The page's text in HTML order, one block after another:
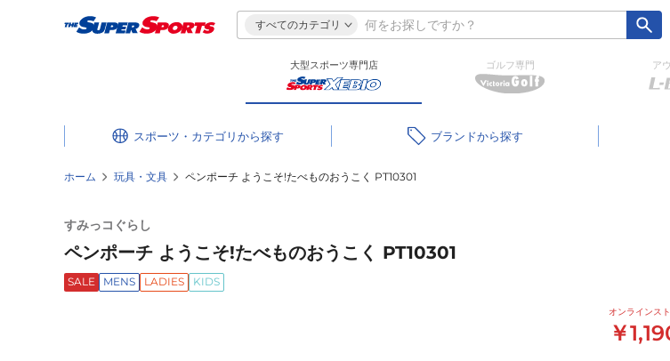
すべてのカテゴリ
大型スポーツ専門店 ゴルフ専門 ア
スポーツ・カテゴリ ブランド
ホーム 玩具・文具 ペンポーチ ようこそ!たべものおうこく PT10301
すみっコぐらし
ペンポーチ ようこそ!たべものおうこく PT10301
SALE MENS LADIES KIDS
オンラインス
￥